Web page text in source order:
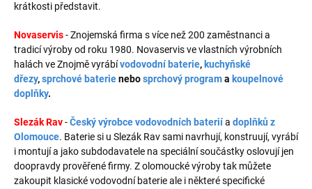
krátkosti představit.
Novaservis- Znojemská firma s více než 200 zaměstnanci a
tradicí výroby od roku 1980. Novaservis ve vlastních výrobních
halách ve Znojmě vyrábívodovodní baterie, kuchyňské
dřezy,sprchové baterienebosprchový programa koupelnové
doplňky.
Slezák Rav-Český výrobce vodovodních bateriía doplňků z
Olomouce. Baterie si u Slezák Rav sami navrhují, konstruují, vyrábí
i montují a jako subdodavatele na speciální součástky oslovují jen
doopravdy prověřené firmy. Z olomoucké výroby tak můžete
zakoupit klasické vodovodní baterie ale i některé specifické